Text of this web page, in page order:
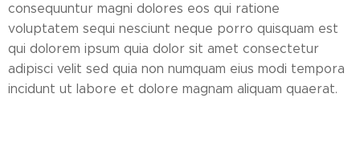
consequuntur magni dolores eos qui ratione
voluptatem sequi nesciunt neque porro quisquam est
qui dolorem ipsum quia dolor sit amet consectetur
adipisci velit sed quia non numquam eius modi tempora
incidunt ut labore et dolore magnam aliquam quaerat.